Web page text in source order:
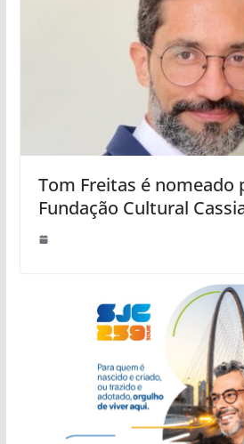
Tom Freitas é nomeado
Fundação Cultural